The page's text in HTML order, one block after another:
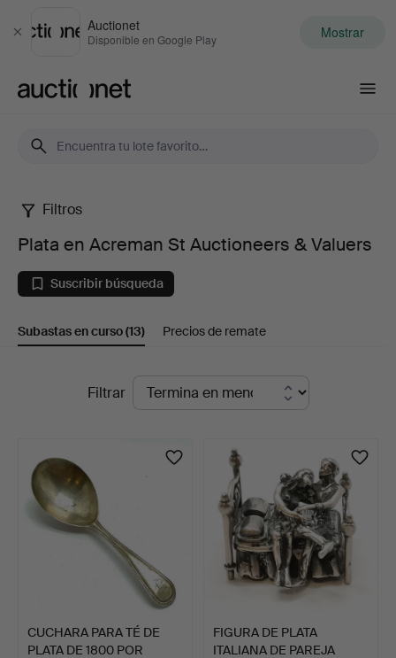
Cerrar
Auctionet
Disponible en Google Play Mostrar
Plata
en
Acreman
St
Auctioneers
Valuers
Filtros
Plata en Acreman St Auctioneers & Valuers
Suscribir búsqueda
Subastas en curso(13) Precios de remate
Subastas
curso
Filtrar
CUCHARA PARA TÉ DE
PLATA DE 1800 POR
FIGURA DE PLATA
ITALIANA DE PAREJA